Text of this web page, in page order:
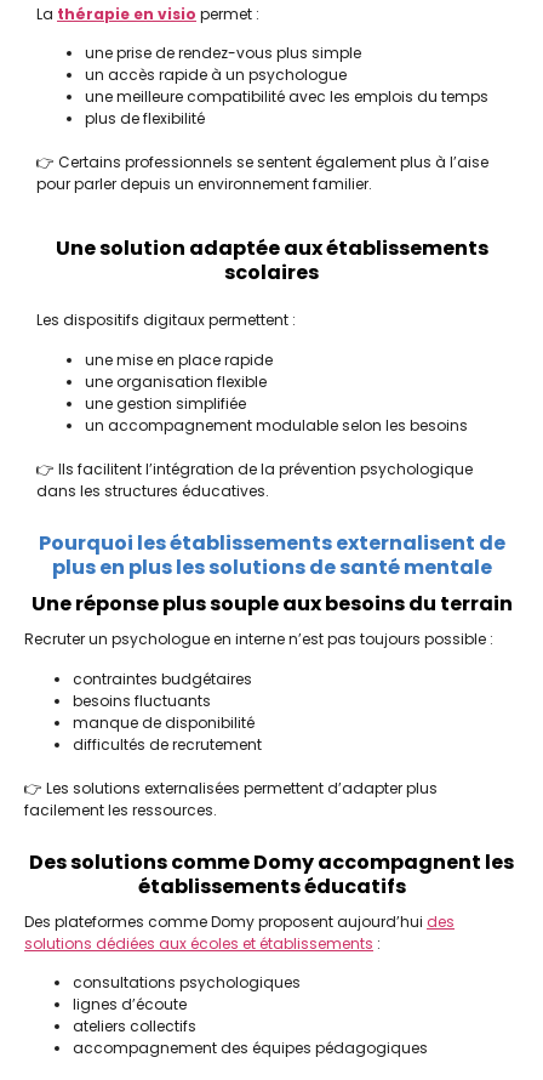
La thérapie en visio permet :
une prise de rendez-vous plus simple
un accès rapide à un psychologue
une meilleure compatibilité avec les emplois du temps
plus de flexibilité
👉 Certains professionnels se sentent également plus à l’aise
pour parler depuis un environnement familier.
Une solution adaptée aux établissements
scolaires
Les dispositifs digitaux permettent :
une mise en place rapide
une organisation flexible
une gestion simplifiée
un accompagnement modulable selon les besoins
👉 Ils facilitent l’intégration de la prévention psychologique
dans les structures éducatives.
Pourquoi les établissements externalisent de
plus en plus les solutions de santé mentale
Une réponse plus souple aux besoins du terrain
Recruter un psychologue en interne n’est pas toujours possible :
contraintes budgétaires
besoins fluctuants
manque de disponibilité
difficultés de recrutement
👉 Les solutions externalisées permettent d’adapter plus
facilement les ressources.
Des solutions comme Domy accompagnent les
établissements éducatifs
Des plateformes commeDomyproposent aujourd’hui des
solutions dédiées aux écoles et établissements :
consultations psychologiques
lignes d’écoute
ateliers collectifs
accompagnement des équipes pédagogiques